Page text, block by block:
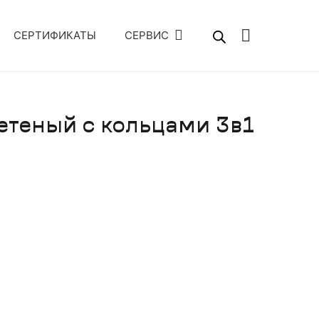
СЕРТИФИКАТЫ СЕРВИС
с кольцами 3в1